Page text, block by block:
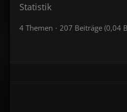
Statistik
4 Themen 207 Beiträge (0,04